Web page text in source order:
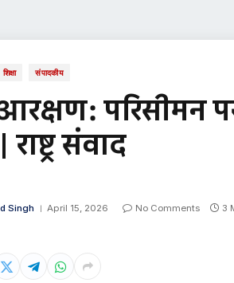
शिक्षा संपादकीय
परिसीमन
संवाद
Singh April 15, 2026 No Comments 3